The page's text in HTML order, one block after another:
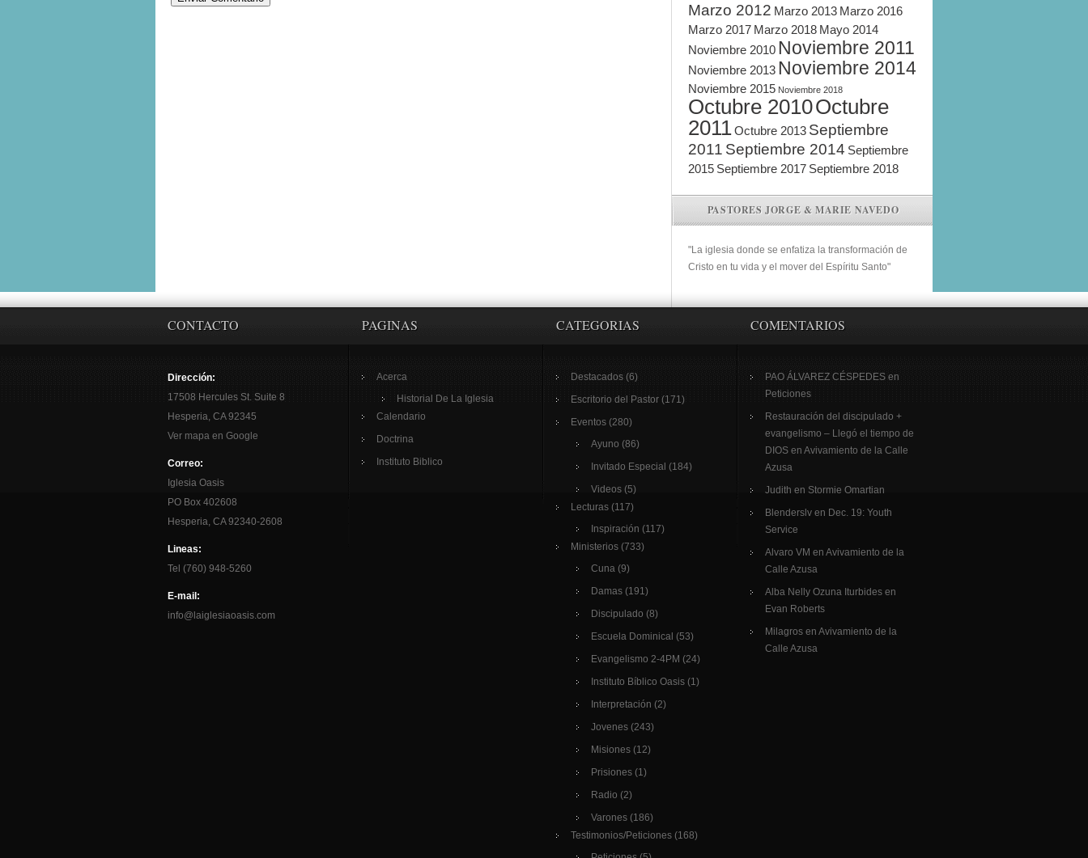
Marzo 2012 Marzo 2013 Marzo 2016
Marzo 2017 Marzo 2018 Mayo 2014
Noviembre 2010 Noviembre 2011
Noviembre 2013 Noviembre 2014
Noviembre 2015 Noviembre 2018
Octubre 2010Octubre
2011Octubre 2013 Septiembre
2011 Septiembre 2014 Septiembre
2015 Septiembre 2017 Septiembre 2018
PASTORES JORGE & MARIE NAVEDO
"La iglesia donde se enfatiza la transformación de
Cristo en tu vida y el mover del Espíritu Santo"
CONTACTO
Dirección:
17508 Hercules St. Suite 8
Hesperia, CA 92345
Ver mapa en Google
Correo:
Iglesia Oasis
PO Box 402608
Hesperia, CA 92340-2608
Lineas:
Tel (760) 948-5260
E-mail:
info@laiglesiaoasis.com
PAGINAS
Acerca
Historial De La Iglesia
Calendario
Doctrina
Instituto Biblico
CATEGORIAS
Destacados (6)
Escritorio del Pastor (171)
Eventos (280)
Ayuno (86)
Invitado Especial (184)
Videos (5)
Lecturas (117)
Inspiración (117)
Ministerios (733)
Cuna (9)
Damas (191)
Discipulado (8)
Escuela Dominical (53)
Evangelismo 2-4PM (24)
Instituto Bíblico Oasis (1)
Interpretación (2)
Jovenes (243)
Misiones (12)
Prisiones (1)
Radio (2)
Varones (186)
Testimonios/Peticiones (168)
COMENTARIOS
PAO ÁLVAREZ CÉSPEDES en
Peticiones
Restauración del discipulado +
evangelismo – Llegó el tiempo de
DIOS en Avivamiento de la Calle
Azusa
Judith en Stormie Omartian
Blenderslv en Dec. 19: Youth
Service
Alvaro VM en Avivamiento de la
Calle Azusa
Alba Nelly Ozuna Iturbides en
Evan Roberts
Milagros en Avivamiento de la
Calle Azusa